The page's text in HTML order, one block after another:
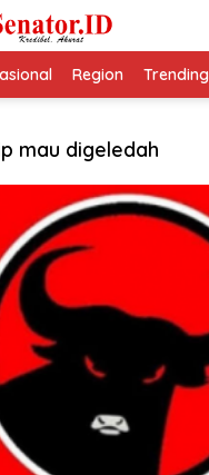
Region Trending
mau digeledah